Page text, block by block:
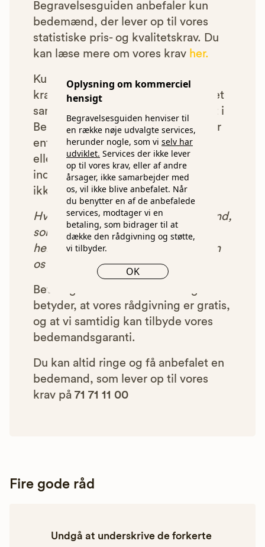
Oplysning om kommerciel
hensigt
Begravelsesguiden henviser til
en række nøje udvalgte services,
herunder nogle, som vi selv har
udviklet. Services der ikke lever
op til vores krav, eller af andre
årsager, ikke samarbejder med
os, vil ikke blive anbefalet. Når
du benytter en af de anbefalede
services, modtager vi en
betaling, som bidrager til at
dække den rådgivning og støtte,
vi tilbyder.
OK
Begravelsesguiden anbefaler kun
bedemænd, der lever op til vores
statistiske pris- og kvalitetskrav. Du
kan læse mere om vores krav her.
Kun bedemænd der lever op til
kravene har mulighed for at indgå et
samarbejde med os om at blive vist i
Begravelsesguiden. Bedemænd der
enten ikke lever op til vores krav,
eller som af andre årsager ikke har
indgået et samarbejde med os, vil
ikke blive vist i vores anbefalinger.
Hver gang du benytter en bedemand,
som vi har godkendt, anbefalet og
henvist dig til, betaler bedemanden
os et beløb for denne henvisning.
Betalingen for vores henvisninger
betyder, at vores rådgivning er gratis,
og at vi samtidig kan tilbyde vores
bedemandsgaranti.
Du kan altid ringe og få anbefalet en
bedemand, som lever op til vores
krav på 71 71 11 00
Fire gode råd
Undgå at underskrive de forkerte